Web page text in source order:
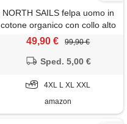
NORTH SAILS felpa uomo in
cotone organico con collo alto
e zip
49,90 € 99,90 €
Sped. 5,00 €
4XL L XL XXL
amazon